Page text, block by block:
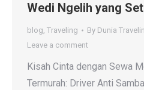
Wedi Ngelih yang
blog, Traveling By Dunia
Leave a comment
Kisah Cinta dengan Sewa
Termurah: Driver Anti